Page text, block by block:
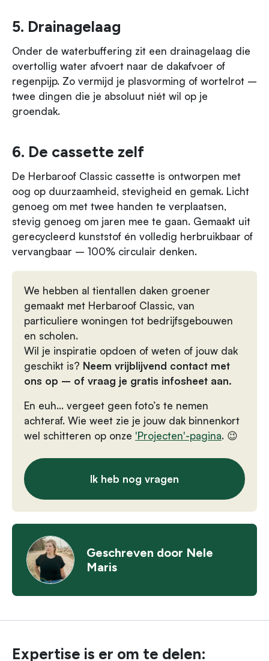
5. Drainagelaag
Onder de waterbuffering zit een drainagelaag die
overtollig water afvoert naar de dakafvoer of
regenpijp. Zo vermijd je plasvorming of wortelrot –
twee dingen die je absoluut niét wil op je
groendak.
6. De cassette zelf
De Herbaroof Classic cassette is ontworpen met
oog op duurzaamheid, stevigheid en gemak. Licht
genoeg om met twee handen te verplaatsen,
stevig genoeg om jaren mee te gaan. Gemaakt uit
gerecycleerd kunststof én volledig herbruikbaar of
vervangbaar – 100% circulair denken.
We hebben al tientallen daken groener
gemaakt met Herbaroof Classic, van
particuliere woningen tot bedrijfsgebouwen
en scholen.
Wil je inspiratie opdoen of weten of jouw dak
geschikt is? Neem vrijblijvend contact met
ons op – of vraag je gratis infosheet aan.
En euh… vergeet geen foto’s te nemen
achteraf. Wie weet zie je jouw dak binnenkort
wel schitteren op onze 'Projecten'-pagina. 😉
Ik heb nog vragen
Geschreven door Nele
Maris
Expertise is er om te delen: